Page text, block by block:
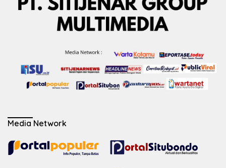
Media Network